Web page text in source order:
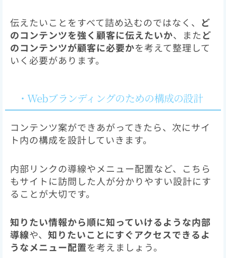
伝えたいことをすべて詰め込むのではなく、 ど
のコンテンツを強く顧客に伝えたいか、またど
のコンテンツが顧客に必要かを考えて整理して
いく必要があります。
・Webブランディングのための構成の設計
コンテンツ案ができあがってきたら、次にサイ
ト内の構成を設計していきます。
内部リンクの導線やメニュー配置など、こちら
もサイトに訪問した人が分かりやすい設計にす
ることが大切です。
知りたい情報から順に知っていけるような内部
導線や、 知りたいことにすぐアクセスできるよ
うなメニュー配置を考えましょう。